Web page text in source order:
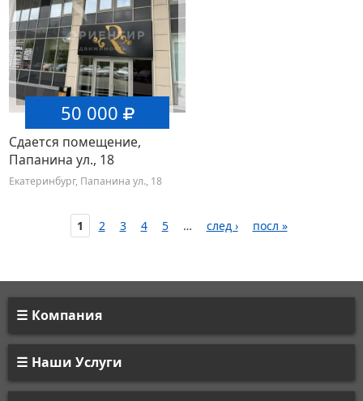
50 000
Сдается помещение,
Папанина ул., 18
Екатеринбург, Папанина ул., 18
1 2 3 4 5 … след › посл »
Компания
Наши Услуги